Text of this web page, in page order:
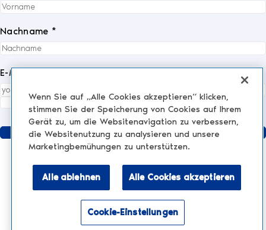
Nachname *
E-Mail *
Ich akzeptiere dieDatenschutzrichtlinievollständig.*
Senden
KLINIK
Injektionen und Füllstoffe
Wenn Sie auf „Alle Cookies akzeptieren“ klicken,
stimmen Sie der Speicherung von Cookies auf Ihrem
Gerät zu, um die Websitenavigation zu verbessern,
die Websitenutzung zu analysieren und unsere
Marketingbemühungen zu unterstützen.
Alle ablehnen Alle Cookies akzeptieren
Cookie-Einstellungen